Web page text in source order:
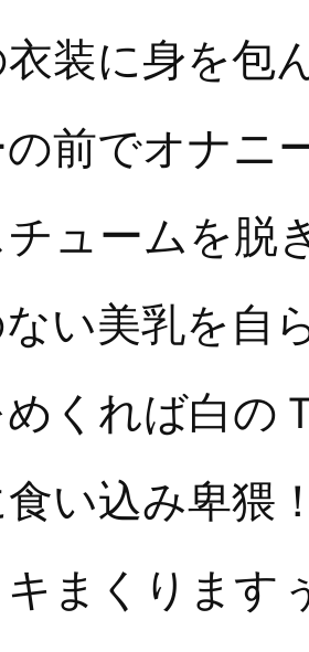
装に身を包
前でオナニ
ュームを脱
い美乳を自
くれば白の
い込み卑猥
まくります